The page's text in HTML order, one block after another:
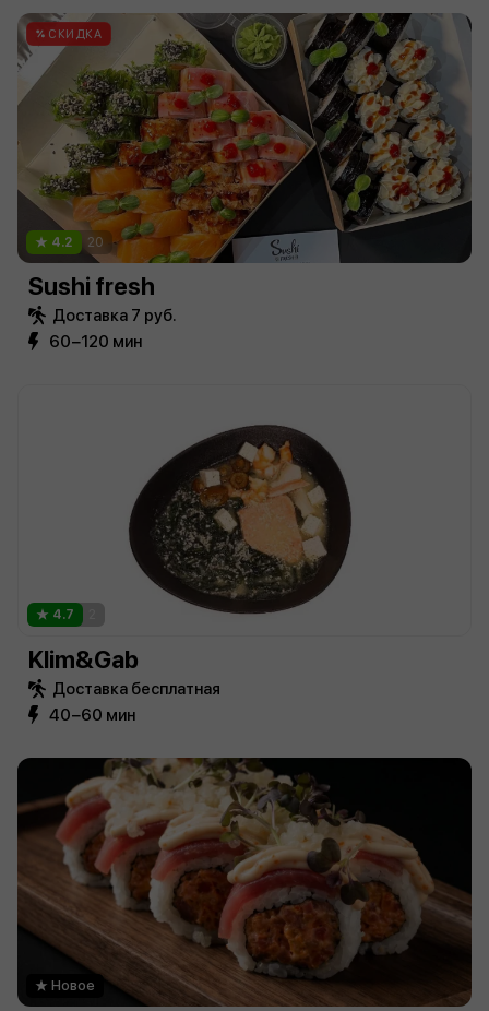
СКИДКА
4.2 20
Sushi fresh
Доставка 7 руб.
60−120 мин
4.7
Klim&Gab
Доставка бесплатная
40−60 мин
Новое